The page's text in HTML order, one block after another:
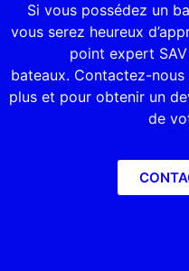
Si vous possédez un
vous serez heureux
point expert
bateaux. Contactez-nous
plus et pour obtenir un
de